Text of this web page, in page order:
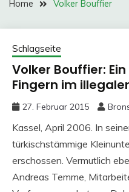
Home Volker Bouffier
Schlagseite
Volker Bouffier:
Fingern im
27. Februar 2015
Kassel, April 2006. In
türkischstämmige
erschossen. Vermutlich
Andreas Temme,